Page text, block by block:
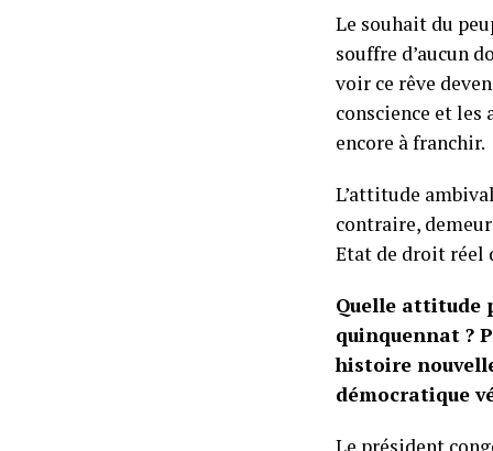
Le souhait du
souffre d’aucun
voir ce rêve
conscience et les
encore à franchir.
L’attitude
contraire,
Etat de droit réel
Quelle attitude
quinquennat ?
histoire
démocratique